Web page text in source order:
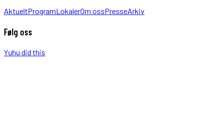
AktueltProgramLokalerOm ossPresseArkiv
Følg oss
Yuhu did this